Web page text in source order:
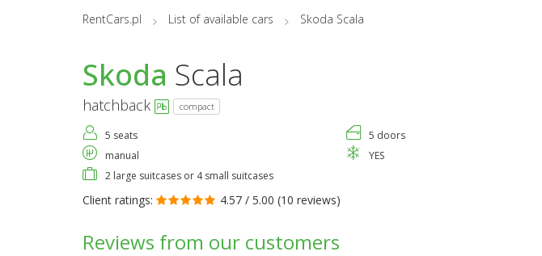
RentCars.pl List of available cars Skoda Scala
Skoda Scala
hatchback compact
5 seats
5 doors
manual
YES
2 large suitcases or 4 small suitcases
Client ratings: 4.57 / 5.00 (10 reviews)
Reviews from our customers